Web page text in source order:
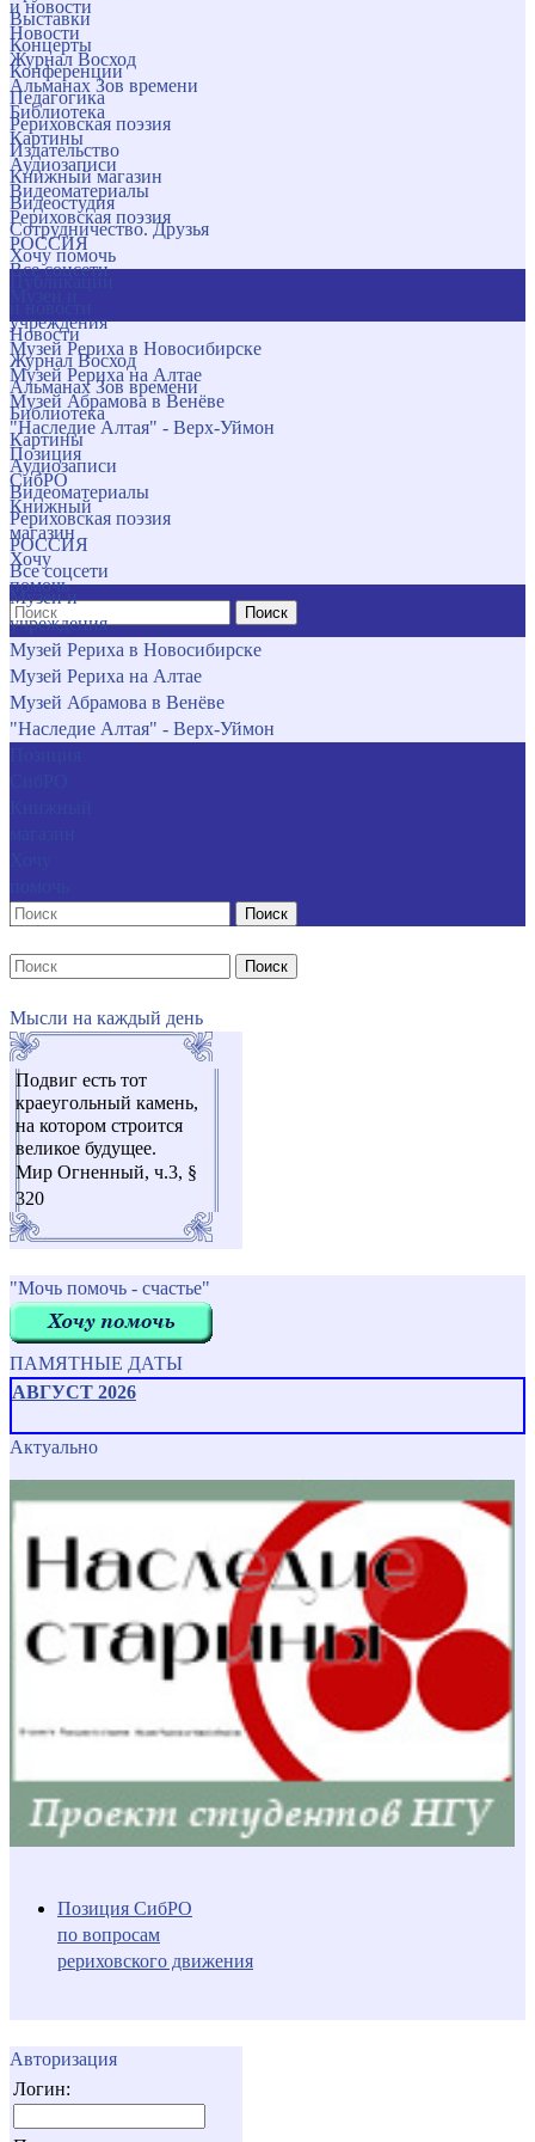
и новости
Новости
Журнал Восход
Альманах Зов времени
Библиотека
Картины
Аудиозаписи
Видеоматериалы
Рериховская поэзия
РОССИЯ
Все соцсети
учреждения
Музей Рериха в Новосибирске
Музей Рериха на Алтае
Музей Абрамова в Венёве
"Наследие Алтая" - Верх-Уймон
Позиция
СибРО
Книжный
магазин
Хочу
помочь
Поиск
Выставки
Концерты
Конференции
Педагогика
Рериховская поэзия
Издательство
Книжный магазин
Видеостудия
Сотрудничество. Друзья
Хочу помочь
Новости
Журнал Восход
Альманах Зов времени
Библиотека
Картины
Аудиозаписи
Видеоматериалы
Рериховская поэзия
РОССИЯ
Все соцсети
Музеи и
учреждения
Музей Рериха в Новосибирске
Музей Рериха на Алтае
Музей Абрамова в Венёве
"Наследие Алтая" - Верх-Уймон
Поиск
Поиск
Мысли на каждый день
Подвиг есть тот
краеугольный камень,
на котором строится
великое будущее.
Мир Огненный, ч.3, §
320
"Мочь помочь - счастье"
ПАМЯТНЫЕ ДАТЫ
АВГУСТ 2026
Актуально
Позиция СибРО
по вопросам
рериховского движения
Авторизация
Логин: